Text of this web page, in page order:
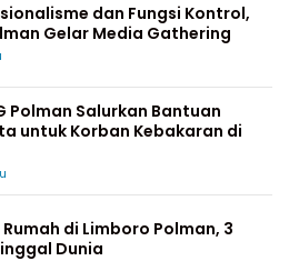
dan Fungsi Kontrol,
Gelar Media Gathering
Polman Salurkan Bantuan
untuk Korban Kebakaran di
di Limboro Polman, 3
Dunia